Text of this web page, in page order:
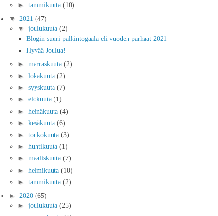
► tammikuuta (10)
▼ 2021 (47)
▼ joulukuuta (2)
Blogin suuri palkintogaala eli vuoden parhaat 2021
Hyvää Joulua!
► marraskuuta (2)
► lokakuuta (2)
► syyskuuta (7)
► elokuuta (1)
► heinäkuuta (4)
► kesäkuuta (6)
► toukokuuta (3)
► huhtikuuta (1)
► maaliskuuta (7)
► helmikuuta (10)
► tammikuuta (2)
► 2020 (65)
► joulukuuta (25)